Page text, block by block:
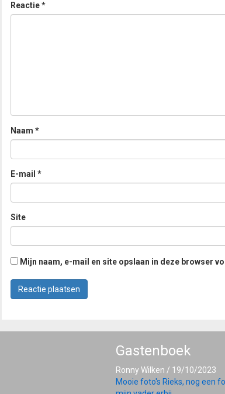
Reactie*
Naam *
E-mail *
Site
Mijn naam, e-mail en site opslaan in deze browser
Gastenboek
Ronny Wilken / 19/10/2023
Mooie foto's Rieks, nog een